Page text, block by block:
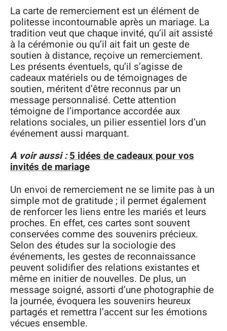
La carte de remerciement est un élément de
politesse incontournable après un mariage. La
tradition veut que chaque invité, qu’il ait assisté
à la cérémonie ou qu’il ait fait un geste de
soutien à distance, reçoive un remerciement.
Les présents éventuels, qu’il s’agisse de
cadeaux matériels ou de témoignages de
soutien, méritent d’être reconnus par un
message personnalisé. Cette attention
témoigne de l’importance accordée aux
relations sociales, un pilier essentiel lors d’un
événement aussi marquant.
A voir aussi :5 idées de cadeaux pour vos
invités de mariage
Un envoi de remerciement ne se limite pas à un
simple mot de gratitude ; il permet également
de renforcer les liens entre les mariés et leurs
proches. En effet, ces cartes sont souvent
conservées comme des souvenirs précieux.
Selon des études sur la sociologie des
événements, les gestes de reconnaissance
peuvent solidifier des relations existantes et
même en initier de nouvelles. De plus, un
message soigné, assorti d’une photographie de
la journée, évoquera les souvenirs heureux
partagés et remettra l’accent sur les émotions
vécues ensemble.